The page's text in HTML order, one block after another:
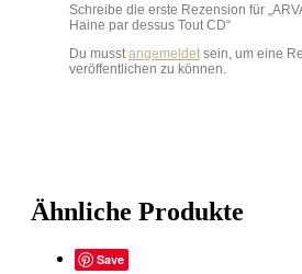
Schreibe die erste Rezension für
Haine par dessus Tout CD“
Du musstangemeldetsein, um eine
veröffentlichen zu können.
Ähnliche Produkte
Save